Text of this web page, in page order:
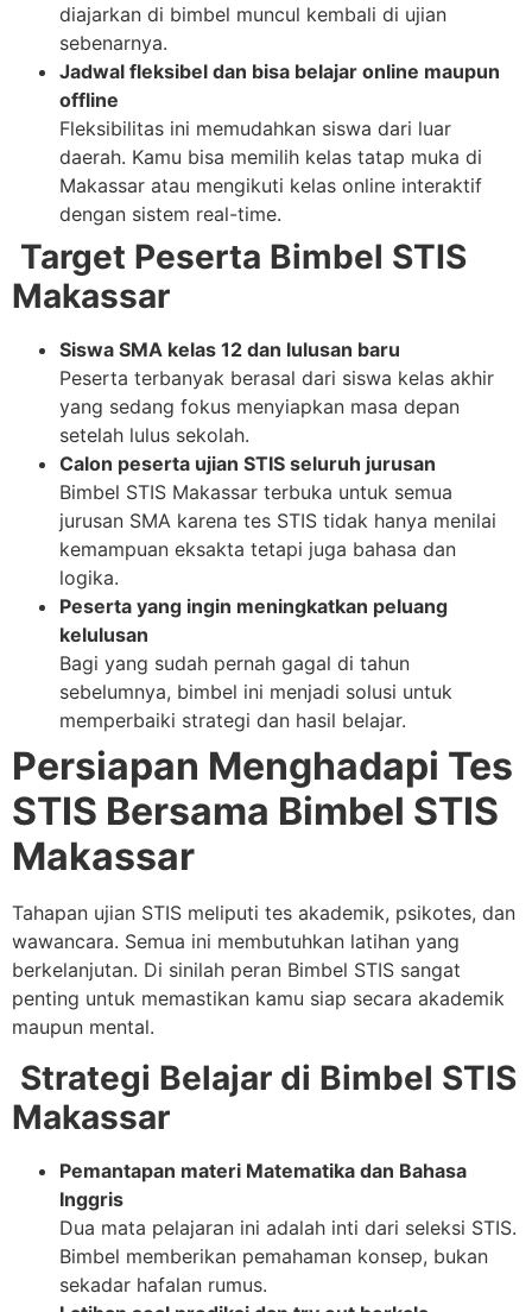
diajarkan di bimbel muncul kembali di ujian
sebenarnya.
Jadwal fleksibel dan bisa belajar online maupun
offline
Fleksibilitas ini memudahkan siswa dari luar
daerah. Kamu bisa memilih kelas tatap muka di
Makassar atau mengikuti kelas online interaktif
dengan sistem real-time.
Target Peserta Bimbel STIS
Makassar
Siswa SMA kelas 12 dan lulusan baru
Peserta terbanyak berasal dari siswa kelas akhir
yang sedang fokus menyiapkan masa depan
setelah lulus sekolah.
Calon peserta ujian STIS seluruh jurusan
Bimbel STIS Makassar terbuka untuk semua
jurusan SMA karena tes STIS tidak hanya menilai
kemampuan eksakta tetapi juga bahasa dan
logika.
Peserta yang ingin meningkatkan peluang
kelulusan
Bagi yang sudah pernah gagal di tahun
sebelumnya, bimbel ini menjadi solusi untuk
memperbaiki strategi dan hasil belajar.
Persiapan Menghadapi Tes
STIS Bersama Bimbel STIS
Makassar
Tahapan ujian STIS meliputi tes akademik, psikotes, dan
wawancara. Semua ini membutuhkan latihan yang
berkelanjutan. Di sinilah peran Bimbel STIS sangat
penting untuk memastikan kamu siap secara akademik
maupun mental.
Strategi Belajar di Bimbel STIS
Makassar
Pemantapan materi Matematika dan Bahasa
Inggris
Dua mata pelajaran ini adalah inti dari seleksi STIS.
Bimbel memberikan pemahaman konsep, bukan
sekadar hafalan rumus.